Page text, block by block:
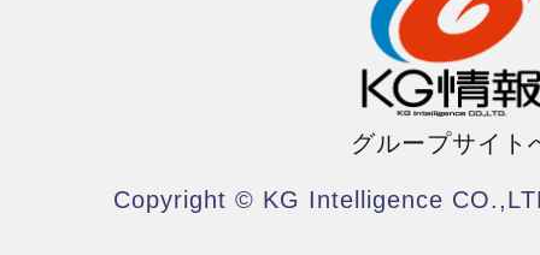
グループサイト
Copyright © KG Intelligence